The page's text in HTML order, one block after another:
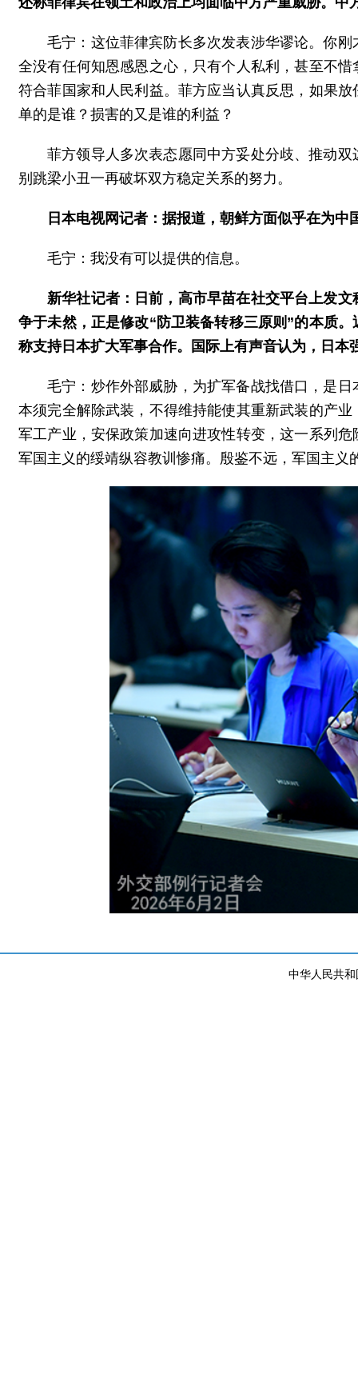
毛宁：这位菲律宾防长多次发表涉华谬论。你
全没有任何知恩感恩之心，只有个人私利，甚至不
符合菲国家和人民利益。菲方应当认真反思，如果
单的是谁？损害的又是谁的利益？
菲方领导人多次表态愿同中方妥处分歧、推动
别跳梁小丑一再破坏双方稳定关系的努力。
日本电视网记者：据报道，朝鲜方面似乎在为
毛宁：我没有可以提供的信息。
新华社记者：日前，高市早苗在社交平台上发
争于未然，正是修改“防卫装备转移三原则”的本质
称支持日本扩大军事合作。国际上有声音认为，日
毛宁：炒作外部威胁，为扩军备战找借口，是
本须完全解除武装，不得维持能使其重新武装的产
军工产业，安保政策加速向进攻性转变，这一系列
军国主义的绥靖纵容教训惨痛。殷鉴不远，军国主义
中华人民共